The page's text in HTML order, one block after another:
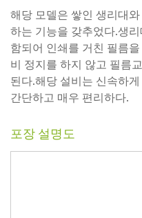
해당 모델은 쌓인 생리대
하는 기능을 갖추었다.생
함되어 인쇄를 거친 필름
비 정지를 하지 않고 필름
된다.해당 설비는 신속하
간단하고 매우 편리하다.
포장 설명도